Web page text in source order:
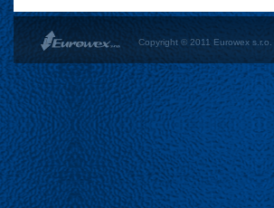
Copyright © 2011 Eurowex s.r.o.